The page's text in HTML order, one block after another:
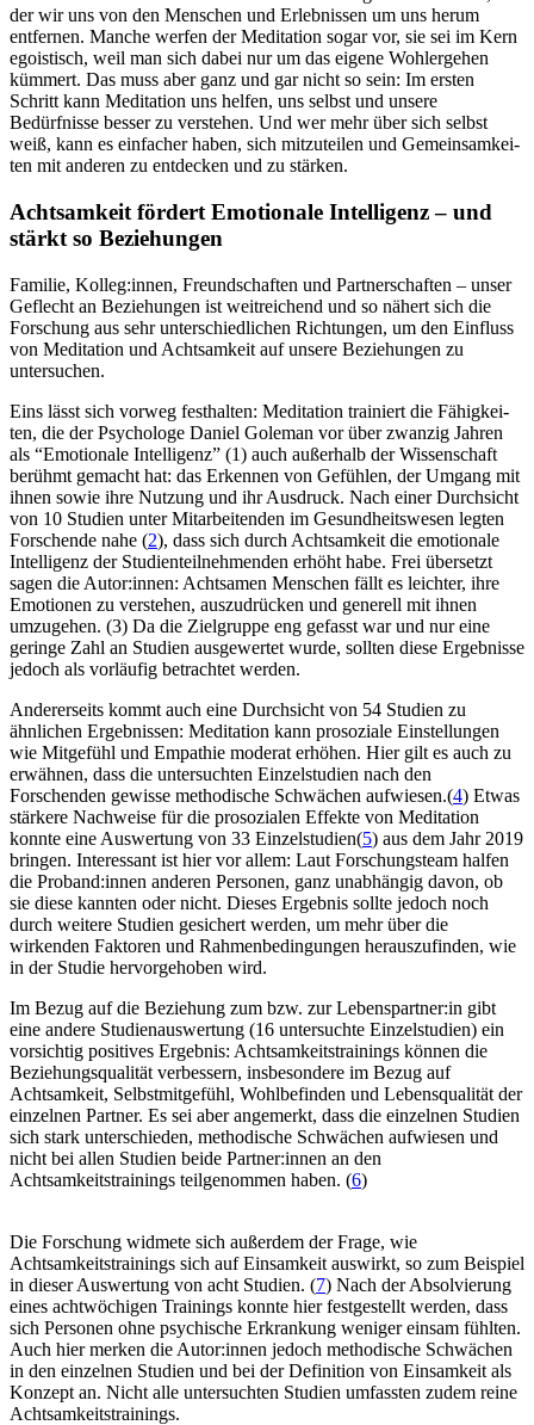
der wir uns von den Menschen und Erlebnissen um uns herum
entfernen. Manche werfen der Meditation sogar vor, sie sei im Kern
egoistisch, weil man sich dabei nur um das eigene Wohlergehen
kümmert. Das muss aber ganz und gar nicht so sein: Im ersten
Schritt kann Meditation uns helfen, uns selbst und unsere
Bedürfnisse besser zu verstehen. Und wer mehr über sich selbst
weiß, kann es einfacher haben, sich mitzuteilen und Gemein­sam­kei­
ten mit anderen zu ent­de­cken und zu stär­ken.
Achtsamkeit fördert Emotionale Intelligenz – und
stärkt so Beziehungen
Familie, Kolleg:innen, Freundschaften und Partnerschaften – unser
Geflecht an Beziehungen ist weitreichend und so nähert sich die
Forschung aus sehr unterschiedlichen Richtungen, um den Einfluss
von Meditation und Achtsamkeit auf unsere Beziehungen zu
untersuchen.
Eins lässt sich vorweg festhalten: Medi­ta­tion trai­niert die Fähig­kei­
ten, die der Psy­cho­loge Daniel Gole­man vor über zwan­zig Jahren
als “Emo­tio­nale Intel­li­genz” (1) auch außerhalb der Wissenschaft
berühmt gemacht hat: das Erkennen von Gefühlen, der Umgang mit
ihnen sowie ihre Nutzung und ihr Ausdruck. Nach einer Durchsicht
von 10 Studien unter Mitarbeitenden im Gesundheitswesen legten
Forschende nahe (2), dass sich durch Achtsamkeit die emotionale
Intelligenz der Studienteilnehmenden erhöht habe. Frei übersetzt
sagen die Autor:innen: Acht­sa­men Men­schen fällt es leich­ter, ihre
Emo­tio­nen zu ver­ste­hen, auszudrücken und generell mit ihnen
umzu­ge­hen. (3) Da die Zielgruppe eng gefasst war und nur eine
geringe Zahl an Studien ausgewertet wurde, sollten diese Ergebnisse
jedoch als vorläufig betrachtet werden.
Andererseits kommt auch eine Durchsicht von 54 Studien zu
ähnlichen Ergebnissen: Meditation kann prosoziale Einstellungen
wie Mitgefühl und Empathie moderat erhöhen. Hier gilt es auch zu
erwähnen, dass die untersuchten Einzelstudien nach den
Forschenden gewisse methodische Schwächen aufwiesen.(4) Etwas
stärkere Nachweise für die prosozialen Effekte von Meditation
konnte eine Auswertung von 33 Einzelstudien(5) aus dem Jahr 2019
bringen. Interessant ist hier vor allem: Laut Forschungsteam halfen
die Proband:innen anderen Personen, ganz unabhängig davon, ob
sie diese kannten oder nicht. Dieses Ergebnis sollte jedoch noch
durch weitere Studien gesichert werden, um mehr über die
wirkenden Faktoren und Rahmenbedingungen herauszufinden, wie
in der Studie hervorgehoben wird.
Im Bezug auf die Beziehung zum bzw. zur Lebenspartner:in gibt
eine andere Studienauswertung (16 untersuchte Einzelstudien) ein
vorsichtig positives Ergebnis: Achtsamkeitstrainings können die
Beziehungsqualität verbessern, insbesondere im Bezug auf
Achtsamkeit, Selbstmitgefühl, Wohlbefinden und Lebensqualität der
einzelnen Partner. Es sei aber angemerkt, dass die einzelnen Studien
sich stark unterschieden, methodische Schwächen aufwiesen und
nicht bei allen Studien beide Partner:innen an den
Achtsamkeitstrainings teilgenommen haben. (6)
Die Forschung widmete sich außerdem der Frage, wie
Achtsamkeitstrainings sich auf Einsamkeit auswirkt, so zum Beispiel
in dieser Auswertung von acht Studien. (7) Nach der Absolvierung
eines achtwöchigen Trainings konnte hier festgestellt werden, dass
sich Personen ohne psychische Erkrankung weniger einsam fühlten.
Auch hier merken die Autor:innen jedoch methodische Schwächen
in den einzelnen Studien und bei der Definition von Einsamkeit als
Konzept an. Nicht alle untersuchten Studien umfassten zudem reine
Achtsamkeitstrainings.